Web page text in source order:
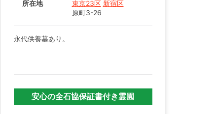
所在地 東京23区 新宿区
原町3-26
永代供養墓あり。
安心の全石協保証書付き霊園